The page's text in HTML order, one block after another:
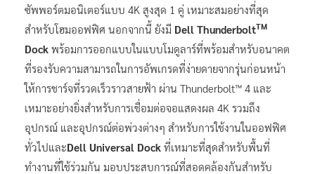
ซัพพอร์ตมอนิเตอร์แบบ 4K สูงสุด 1 คู่ เหมาะสมอย่างที่สุด
สำหรับโฮมออฟฟิศ นอกจากนี้ ยังมี Dell ThunderboltTM
Dock พร้อมการออกแบบในแบบโมดูลาร์ที่พร้อมสำหรับอนาคต
ที่รองรับความสามารถในการอัพเกรดที่ง่ายดายจากรุ่นก่อนหน้า
ให้การชาร์จที่รวดเร็วราวสายฟ้า ผ่าน Thunderbolt™ 4 และ
เหมาะอย่างยิ่งสำหรับการเชื่อมต่อจอแสดงผล 4K รวมถึง
อุปกรณ์ และอุปกรณ์ต่อพ่วงต่างๆ สำหรับการใช้งานในออฟฟิศ
ทั่วไปและDell Universal Dock ที่เหมาะที่สุดสำหรับพื้นที่
ทำงานที่ใช้ร่วมกัน มอบประสบการณ์ที่สอดคล้องกันสำหรับ